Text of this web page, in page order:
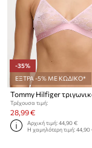
-35%
ΕΞΤΡΑ -5% ΜΕ ΚΩΔΙΚΟ*
Τρέχουσα τιμή:
28,99 €
Αρχική τιμή:44,90 €
Η χαμηλότερη τιμή:44,90